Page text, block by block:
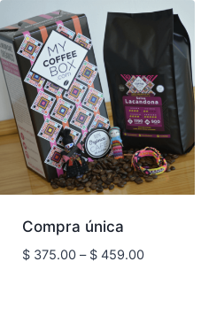
Compra única
$375.00 – $459.00Price